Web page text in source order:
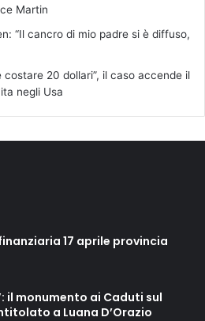
Martin
“Il cancro di mio padre si è diffuso,
costare 20 dollari”, il caso accende il
negli Usa
17 aprile provincia
il monumento ai Caduti sul
a Luana D’Orazio